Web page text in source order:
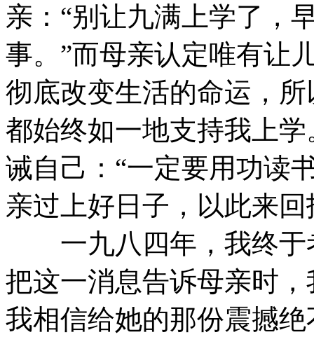
亲：“别让九满上学了，
事。”而母亲认定唯有让
彻底改变生活的命运，
都始终如一地支持我上
诫自己：“一定要用功读
亲过上好日子，以此来
一九八四年，我终于
把这一消息告诉母亲时
我相信给她的那份震撼